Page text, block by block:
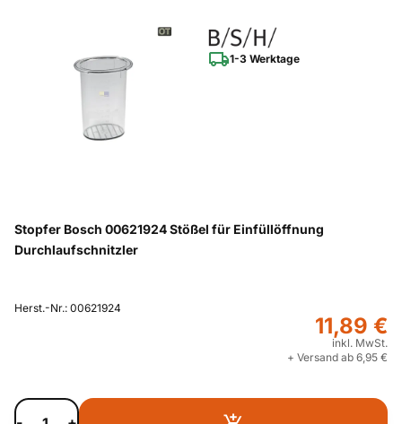
1-3 Werktage
Stopfer Bosch 00621924 Stößel für Einfüllöffnung
Durchlaufschnitzler
Herst.-Nr.: 00621924
11,89 €
inkl. MwSt.
+ Versand ab 6,95 €